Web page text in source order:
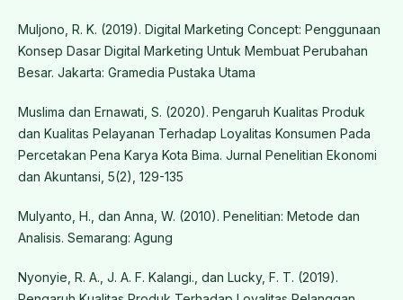
Muljono, R. K. (2019). Digital Marketing Concept: Penggunaan
Konsep Dasar Digital Marketing Untuk Membuat Perubahan
Besar. Jakarta: Gramedia Pustaka Utama
Muslima dan Ernawati, S. (2020). Pengaruh Kualitas Produk
dan Kualitas Pelayanan Terhadap Loyalitas Konsumen Pada
Percetakan Pena Karya Kota Bima. Jurnal Penelitian Ekonomi
dan Akuntansi, 5(2), 129-135
Mulyanto, H., dan Anna, W. (2010). Penelitian: Metode dan
Analisis. Semarang: Agung
Nyonyie, R. A., J. A. F. Kalangi., dan Lucky, F. T. (2019).